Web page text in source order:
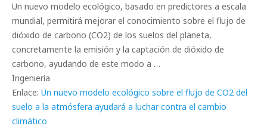
Un nuevo modelo ecológico, basado en predictores a escala
mundial, permitirá mejorar el conocimiento sobre el flujo de
dióxido de carbono (CO2) de los suelos del planeta,
concretamente la emisión y la captación de dióxido de
carbono, ayudando de este modo a …
Ingeniería
Enlace: Un nuevo modelo ecológico sobre el flujo de CO2 del
suelo a la atmósfera ayudará a luchar contra el cambio
climático